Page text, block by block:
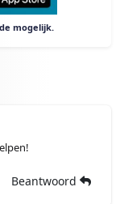
mogelijk.
Beantwoord